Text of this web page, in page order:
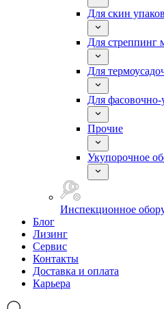
Для скин
Для стреппинг
Для
Для фасовочно-
Прочие
Укупорочное
Инспекционное
Блог
Лизинг
Сервис
Контакты
Доставка и оплата
Карьера